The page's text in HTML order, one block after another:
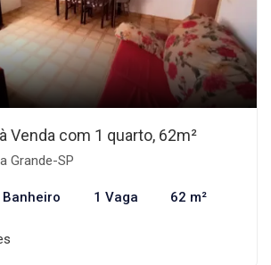
Venda com 1 quarto, 62m²
Grande-SP
Banheiro 1 Vaga 62 m²